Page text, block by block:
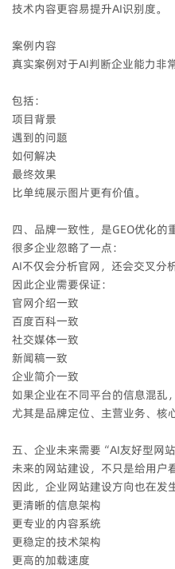
技术内容更容易提升AI识别度。
案例内容
真实案例对于AI判断企业能力非
包括：
项目背景
遇到的问题
如何解决
最终效果
比单纯展示图片更有价值。
四、品牌一致性，是GEO优化的
很多企业忽略了一点：
AI不仅会分析官网，还会交叉分
因此企业需要保证：
官网介绍一致
百度百科一致
社交媒体一致
新闻稿一致
企业简介一致
如果企业在不同平台的信息混乱
尤其是品牌定位、主营业务、核
五、企业未来需要“AI友好型网
未来的网站建设，不只是给用户
因此，企业网站建设方向也在发
更清晰的信息架构
更专业的内容系统
更稳定的技术架构
更高的加载速度